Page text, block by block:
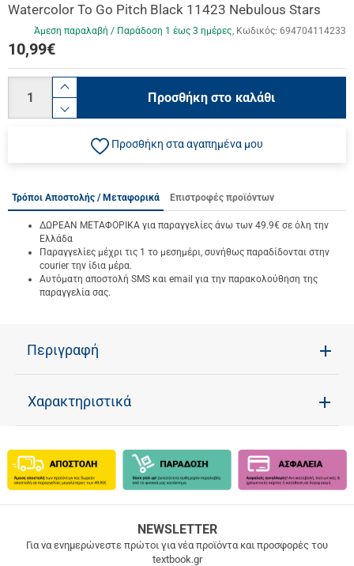
Watercolor To Go Pitch Black 11423 Nebulous Stars
Άμεση παραλαβή / Παράδoση 1 έως 3 ημέρες Κωδικός: 694704114233
10,99€
product.increase.quantity
product.decrease.quantity
Προσθήκη στο καλάθι
Προσθήκη στα αγαπημένα μου
Τρόποι Αποστολής / Μεταφορικά Επιστροφές προϊόντων
ΔΩΡΕΑΝ ΜΕΤΑΦΟΡΙΚΑ για παραγγελίες άνω των 49.9€ σε όλη την
Ελλάδα
Παραγγελίες μέχρι τις 1 το μεσημέρι, συνήθως παραδίδονται στην
courier την ίδια μέρα.
Αυτόματη αποστολή SMS και email για την παρακολούθηση της
παραγγελία σας.
Περιγραφή
Χαρακτηριστικά
ΜΕΤΑΦΟΡΙΚΑ
NEWSLETTER
Για να ενημερώνεστε πρώτοι για νέα προϊόντα και προσφορές του
textbook.gr